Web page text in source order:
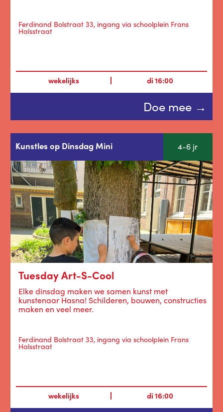
Ferdinand Bolstraat 33, ingang via schoolplein Frans
Halsstraat
wekelijks di16:00
Doe mee →
Kunstles op Dinsdag Mini 4-6 jr
Tuesday Art-S-Cool
Elke dinsdag maken we samen kunst met
kunstenaar Hasna! Schilderen, bouwen, constructies
maken en veel meer.
Ferdinand Bolstraat 33, ingang via schoolplein Frans
Halsstraat
wekelijks di16:00